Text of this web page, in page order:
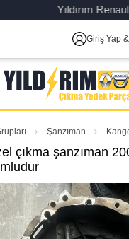
Yıldırım
Giriş Yap
Şanzıman
çıkma şanzıman